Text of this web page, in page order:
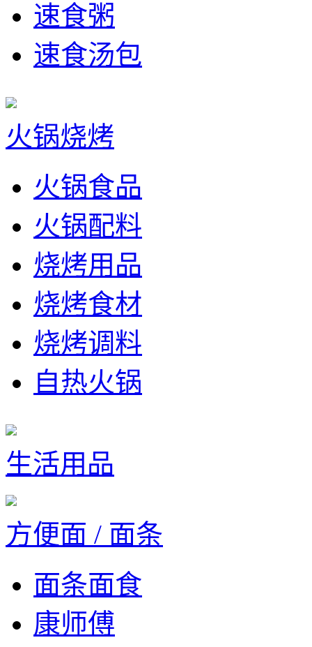
速食粥
速食汤包
火锅烧烤
火锅食品
火锅配料
烧烤用品
烧烤食材
烧烤调料
自热火锅
生活用品
方便面 / 面条
面条面食
康师傅